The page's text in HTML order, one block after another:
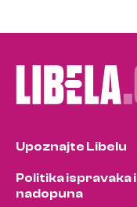
Upoznajte Libelu
Politika ispravaka i
nadopuna